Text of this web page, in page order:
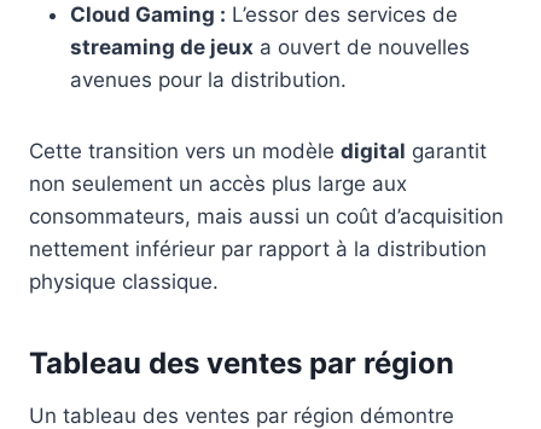
Cloud Gaming : L’essor des services de
streaming de jeux a ouvert de nouvelles
avenues pour la distribution.
Cette transition vers un modèle digital garantit
non seulement un accès plus large aux
consommateurs, mais aussi un coût d’acquisition
nettement inférieur par rapport à la distribution
physique classique.
Tableau des ventes par région
Un tableau des ventes par région démontre